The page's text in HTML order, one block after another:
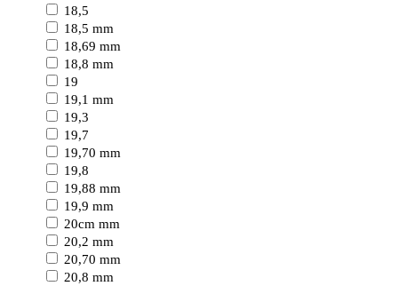
18,5
18,5 mm
18,69 mm
18,8 mm
19
19,1 mm
19,3
19,7
19,70 mm
19,8
19,88 mm
19,9 mm
20cm mm
20,2 mm
20,70 mm
20,8 mm